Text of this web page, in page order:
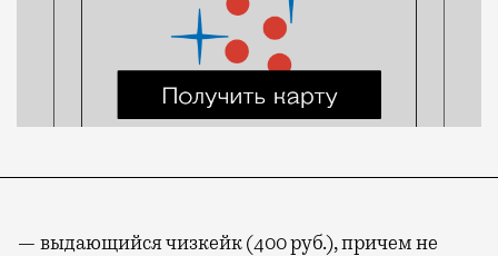
— выдающийся чизкейк (400 руб.), причем не